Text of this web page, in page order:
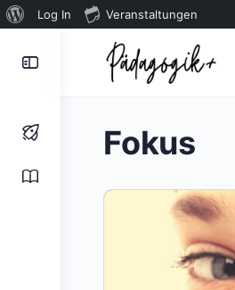
Über
Log In Veranstaltungen
Fokus